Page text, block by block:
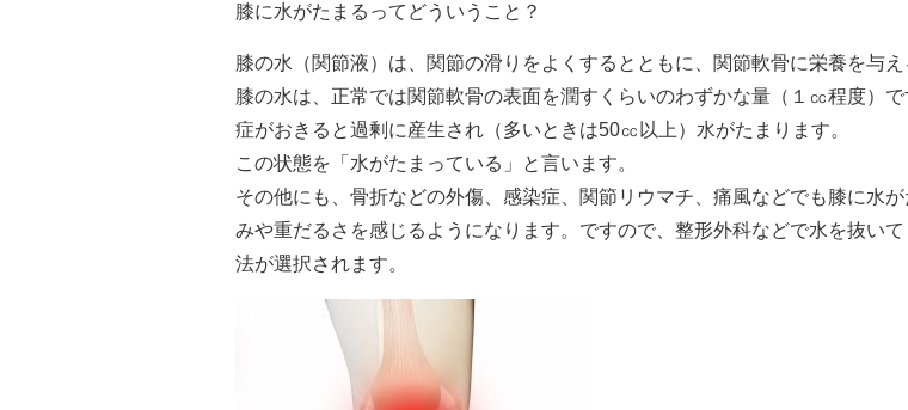
膝に水がたまるってどういうこと？
膝の水（関節液）は、関節の滑りをよくするとともに、関節軟骨に栄養を与え
膝の水は、正常では関節軟骨の表面を潤すくらいのわずかな量（１㏄程度）
症がおきると過剰に産生され（多いときは50㏄以上）水がたまります。
この状態を「水がたまっている」と言います。
その他にも、骨折などの外傷、感染症、関節リウマチ、痛風などでも膝に水
みや重だるさを感じるようになります。ですので、整形外科などで水を抜い
法が選択されます。